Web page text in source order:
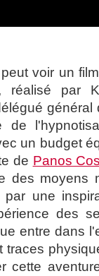
voir un
réalisé par
général
de
un budget
de Panos
des moyens
une
des
entre dans
cette